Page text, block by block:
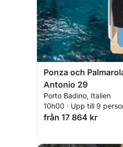
Ponza och
Antonio 29
Porto Badino, Italien
10h00 · Upp till 9
från 17 864 kr